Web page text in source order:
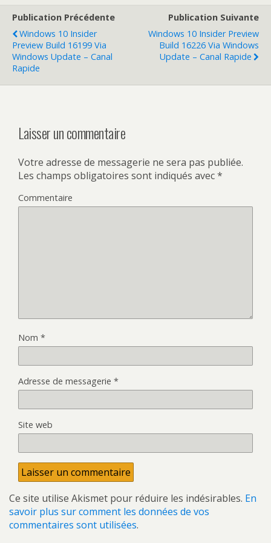
Publication Précédente
Windows 10 Insider
Preview Build 16199 Via
Windows Update – Canal
Rapide
Publication Suivante
Windows 10 Insider Preview
Build 16226 Via Windows
Update – Canal Rapide
Laisser un commentaire
Votre adresse de messagerie ne sera pas publiée.
Les champs obligatoires sont indiqués avec*
Commentaire
Nom *
Adresse de messagerie *
Site web
Ce site utilise Akismet pour réduire les indésirables. En
savoir plus sur comment les données de vos
commentaires sont utilisées.